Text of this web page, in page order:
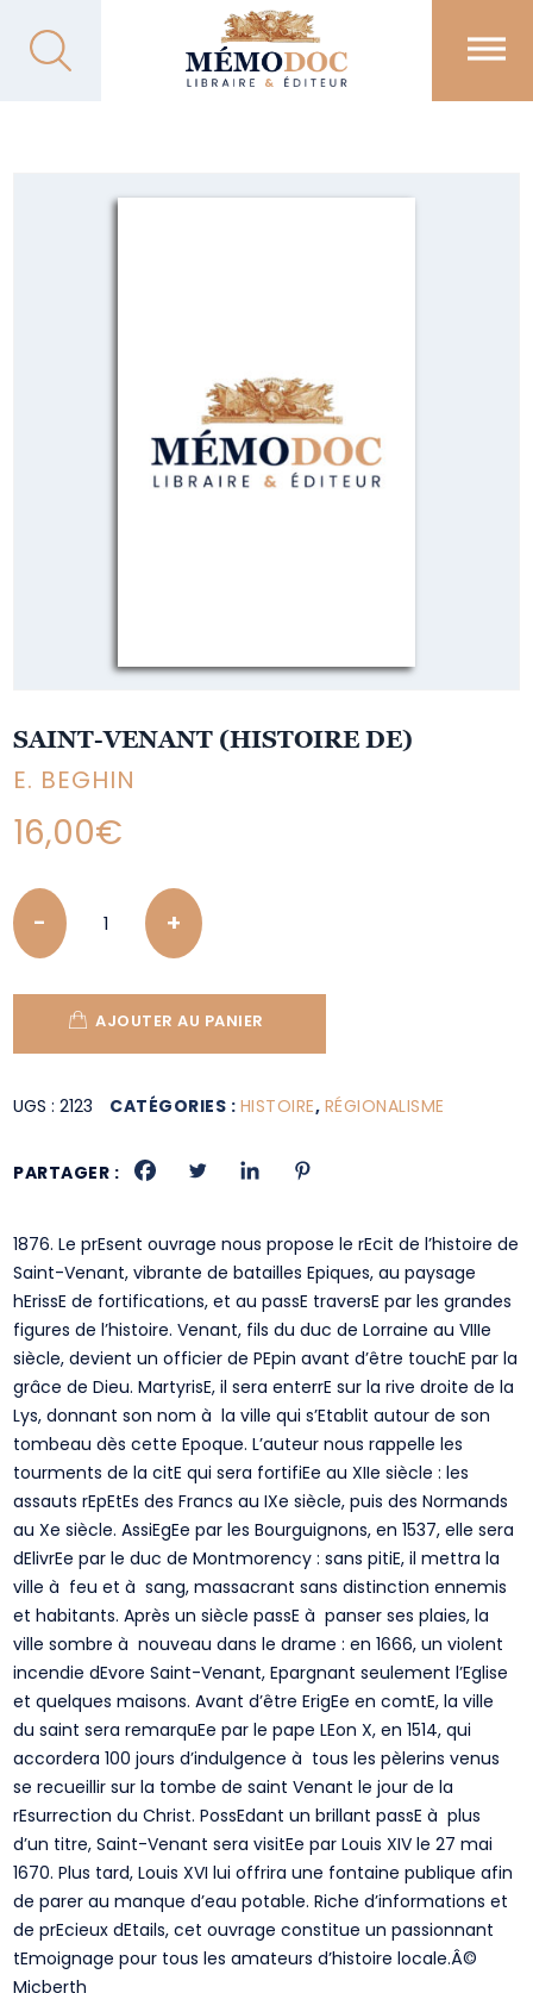
SAINT-VENANT (HISTOIRE DE)
E. BEGHIN
16,00€
Quantity
AJOUTER AU PANIER
UGS :2123 CATÉGORIES : HISTOIRE, RÉGIONALISME
PARTAGER :
1876. Le prEsent ouvrage nous propose le rEcit de l’histoire de
Saint-Venant, vibrante de batailles Epiques, au paysage
hErissE de fortifications, et au passE traversE par les grandes
figures de l’histoire. Venant, fils du duc de Lorraine au VIIIe
siècle, devient un officier de PEpin avant d’être touchE par la
grâce de Dieu. MartyrisE, il sera enterrE sur la rive droite de la
Lys, donnant son nom à la ville qui s’Etablit autour de son
tombeau dès cette Epoque. L’auteur nous rappelle les
tourments de la citE qui sera fortifiEe au XIIe siècle : les
assauts rEpEtEs des Francs au IXe siècle, puis des Normands
au Xe siècle. AssiEgEe par les Bourguignons, en 1537, elle sera
dElivrEe par le duc de Montmorency : sans pitiE, il mettra la
ville à feu et à sang, massacrant sans distinction ennemis
et habitants. Après un siècle passE à panser ses plaies, la
ville sombre à nouveau dans le drame : en 1666, un violent
incendie dEvore Saint-Venant, Epargnant seulement l’Eglise
et quelques maisons. Avant d’être ErigEe en comtE, la ville
du saint sera remarquEe par le pape LEon X, en 1514, qui
accordera 100 jours d’indulgence à tous les pèlerins venus
se recueillir sur la tombe de saint Venant le jour de la
rEsurrection du Christ. PossEdant un brillant passE à plus
d’un titre, Saint-Venant sera visitEe par Louis XIV le 27 mai
1670. Plus tard, Louis XVI lui offrira une fontaine publique afin
de parer au manque d’eau potable. Riche d’informations et
de prEcieux dEtails, cet ouvrage constitue un passionnant
tEmoignage pour tous les amateurs d’histoire locale.Â©
Micberth